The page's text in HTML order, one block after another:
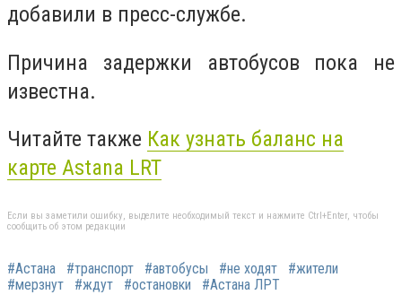
добавили в пресс-службе.
Причина задержки автобусов пока не
известна.
Читайте также Как узнать баланс на
карте Astana LRT
Если вы заметили ошибку, выделите необходимый текст и нажмите Ctrl+Enter, чтобы
сообщить об этом редакции
#Астана #транспорт #автобусы #не ходят
#жители
#мерзнут
#ждут #остановки #Астана ЛРТ